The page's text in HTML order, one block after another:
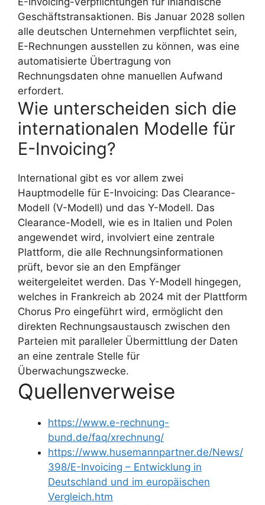
Geschäftstransaktionen. Bis Januar 2028 sollen
alle deutschen Unternehmen verpflichtet sein,
E-Rechnungen ausstellen zu können, was eine
automatisierte Übertragung von
Rechnungsdaten ohne manuellen Aufwand
erfordert.
Wie unterscheiden sich die
internationalen Modelle für
E-Invoicing?
International gibt es vor allem zwei
Hauptmodelle für E-Invoicing: Das Clearance-
Modell (V-Modell) und das Y-Modell. Das
Clearance-Modell, wie es in Italien und Polen
angewendet wird, involviert eine zentrale
Plattform, die alle Rechnungsinformationen
prüft, bevor sie an den Empfänger
weitergeleitet werden. Das Y-Modell hingegen,
welches in Frankreich ab 2024 mit der Plattform
Chorus Pro eingeführt wird, ermöglicht den
direkten Rechnungsaustausch zwischen den
Parteien mit paralleler Übermittlung der Daten
an eine zentrale Stelle für
Überwachungszwecke.
Quellenverweise
https://www.e-rechnung-
bund.de/faq/xrechnung/
https://www.husemannpartner.de/News/
398/E-Invoicing – Entwicklung in
Deutschland und im europäischen
Vergleich.htm